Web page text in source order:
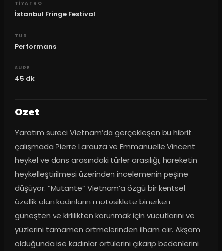
TIYATRO
İstanbul Fringe Festival
TUR
Performans
SURE
45 dk
Ozet
Yaratım süreci Vietnam’da gerçekleşen bu hibrit
çalışmada Pierre Larauza ve Emmanuelle Vincent
heykel ve dans arasındaki türler arasılığı, hareketin
heykelleştirilmesi üzerinden incelemenin peşine
düşüyor. “Mutante” Vietnam’a özgü bir kentsel
özellik olan kadınların motosiklete binerken
güneşten ve kirlilikten korunmak için vücutlarını ve
yüzlerini tamamen örtmelerinden ilham alır. Akşam
olduğunda ise kadınlar örtülerini çıkarıp bedenlerini